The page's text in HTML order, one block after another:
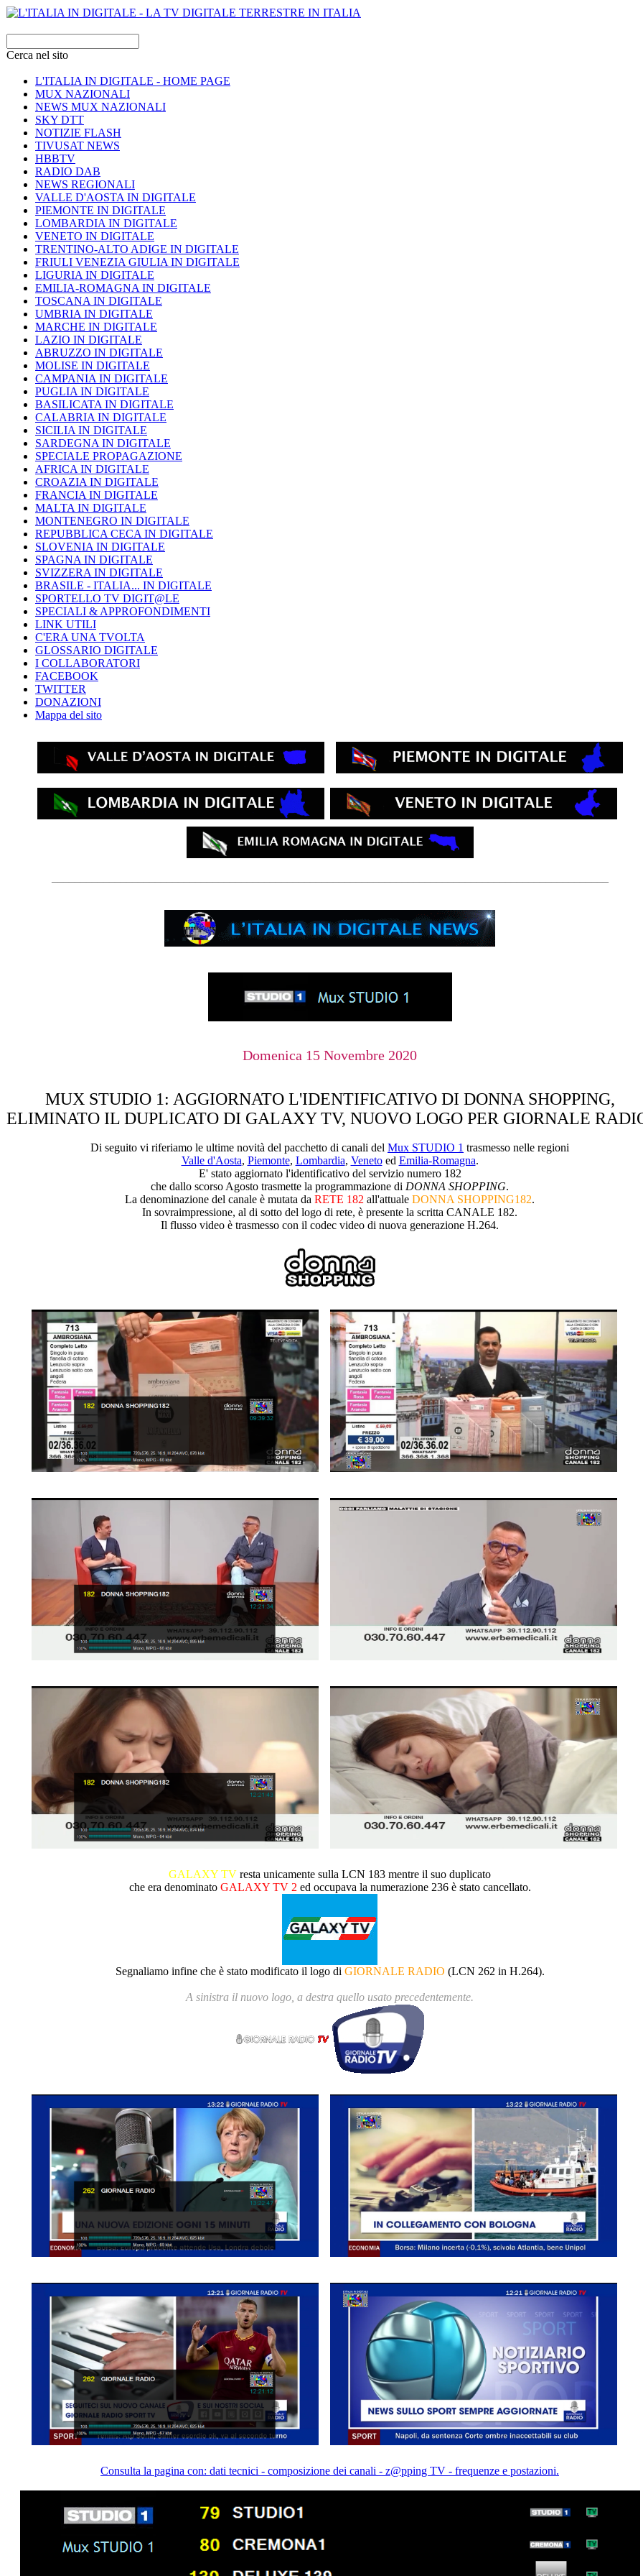
Cerca nel sito
L'ITALIA IN DIGITALE - HOME PAGE
MUX NAZIONALI
NEWS MUX NAZIONALI
SKY DTT
NOTIZIE FLASH
TIVUSAT NEWS
HBBTV
RADIO DAB
NEWS REGIONALI
VALLE D'AOSTA IN DIGITALE
PIEMONTE IN DIGITALE
LOMBARDIA IN DIGITALE
VENETO IN DIGITALE
TRENTINO-ALTO ADIGE IN DIGITALE
FRIULI VENEZIA GIULIA IN DIGITALE
LIGURIA IN DIGITALE
EMILIA-ROMAGNA IN DIGITALE
TOSCANA IN DIGITALE
UMBRIA IN DIGITALE
MARCHE IN DIGITALE
LAZIO IN DIGITALE
ABRUZZO IN DIGITALE
MOLISE IN DIGITALE
CAMPANIA IN DIGITALE
PUGLIA IN DIGITALE
BASILICATA IN DIGITALE
CALABRIA IN DIGITALE
SICILIA IN DIGITALE
SARDEGNA IN DIGITALE
SPECIALE PROPAGAZIONE
AFRICA IN DIGITALE
CROAZIA IN DIGITALE
FRANCIA IN DIGITALE
MALTA IN DIGITALE
MONTENEGRO IN DIGITALE
REPUBBLICA CECA IN DIGITALE
SLOVENIA IN DIGITALE
SPAGNA IN DIGITALE
SVIZZERA IN DIGITALE
BRASILE - ITALIA... IN DIGITALE
SPORTELLO TV DIGIT@LE
SPECIALI & APPROFONDIMENTI
LINK UTILI
C'ERA UNA TVOLTA
GLOSSARIO DIGITALE
I COLLABORATORI
FACEBOOK
TWITTER
DONAZIONI
Mappa del sito
Domenica 15 Novembre 2020
MUX STUDIO 1: AGGIORNATO L'IDENTIFICATIVO DI DONNA SHOPPING,
ELIMINATO IL DUPLICATO DI GALAXY TV, NUOVO LOGO PER GIORNALE
Di seguito vi riferiamo le ultime novità del pacchetto di canali del Mux STUDIO 1 trasmesso nelle regioni
Valle d'Aosta, Piemonte, Lombardia, Venetoed Emilia-Romagna.
E' stato aggiornato l'identificativo del servizio numero 182
che dallo scorso Agosto trasmette la programmazione di DONNA SHOPPING.
La denominazione del canale è mutata da RETE 182 all'attuale DONNA SHOPPING182.
In sovraimpressione, al di sotto del logo di rete, è presente la scritta CANALE 182.
Il flusso video è trasmesso con il codec video di nuova generazione H.264.
GALAXY TV resta unicamente sulla LCN 183 mentre il suo duplicato
che era denominato GALAXY TV 2 ed occupava la numerazione 236 è stato cancellato.
Segnaliamo infine che è stato modificato il logo di GIORNALE RADIO (LCN 262 in H.264).
A sinistra il nuovo logo, a destra quello usato precedentemente.
Consulta la pagina con: dati tecnici - composizione dei canali - z@pping TV - frequenze e postazioni.